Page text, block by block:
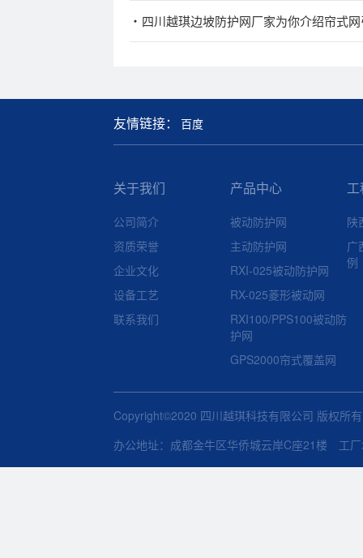
四川越琪边坡防护网厂家为你介绍帘式
友情链接： 百度
关于我们
公司简介
资质荣誉
企业文化
设备工艺
联系我们
产品中心
被动防护网
主动防护网
RXI-025被动防护网
RX-025菱形被动网
RXI100/PPS100被动防
护网
GPS2000帘式覆盖网
陕
广
例
Copyright©2020 四川越琪科技有限公司 版权所
办公地址：成都金牛区华侨城云岸C座21楼 工